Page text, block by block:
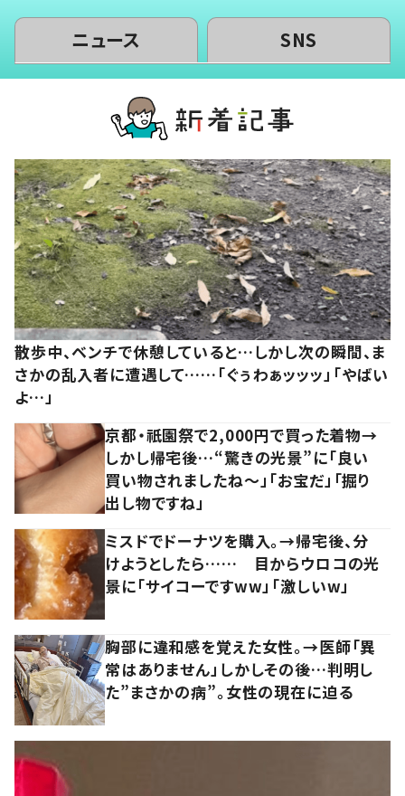
ニュース SNS
散歩中、ベンチで休憩していると…しかし次の瞬間、ま
さかの乱入者に遭遇して……「ぐぅわぁッッッ」「やばい
よ…」
京都・祇園祭で2,000円で買った着物→
しかし帰宅後…“驚きの光景”に「良い
買い物されましたね～」「お宝だ」「掘り
出し物ですね」
ミスドでドーナツを購入。→帰宅後、分
けようとしたら…… 目からウロコの光
景に「サイコーですww」「激しいw」
胸部に違和感を覚えた女性。→医師「異
常はありません」しかしその後…判明し
た”まさかの病”。女性の現在に迫る